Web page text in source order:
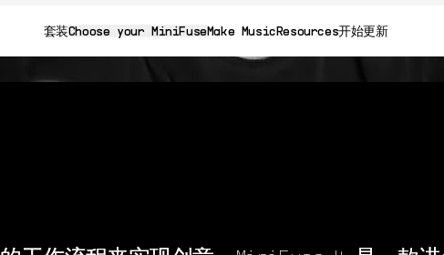
套装Choose your MiniFuse
MiniFuse 1
Make MusicResources开始更新